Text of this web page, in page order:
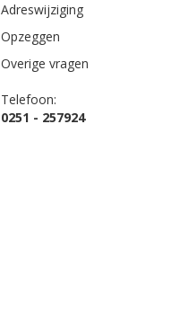
Adreswijziging
Opzeggen
Overige vragen
Telefoon:
0251 - 257924